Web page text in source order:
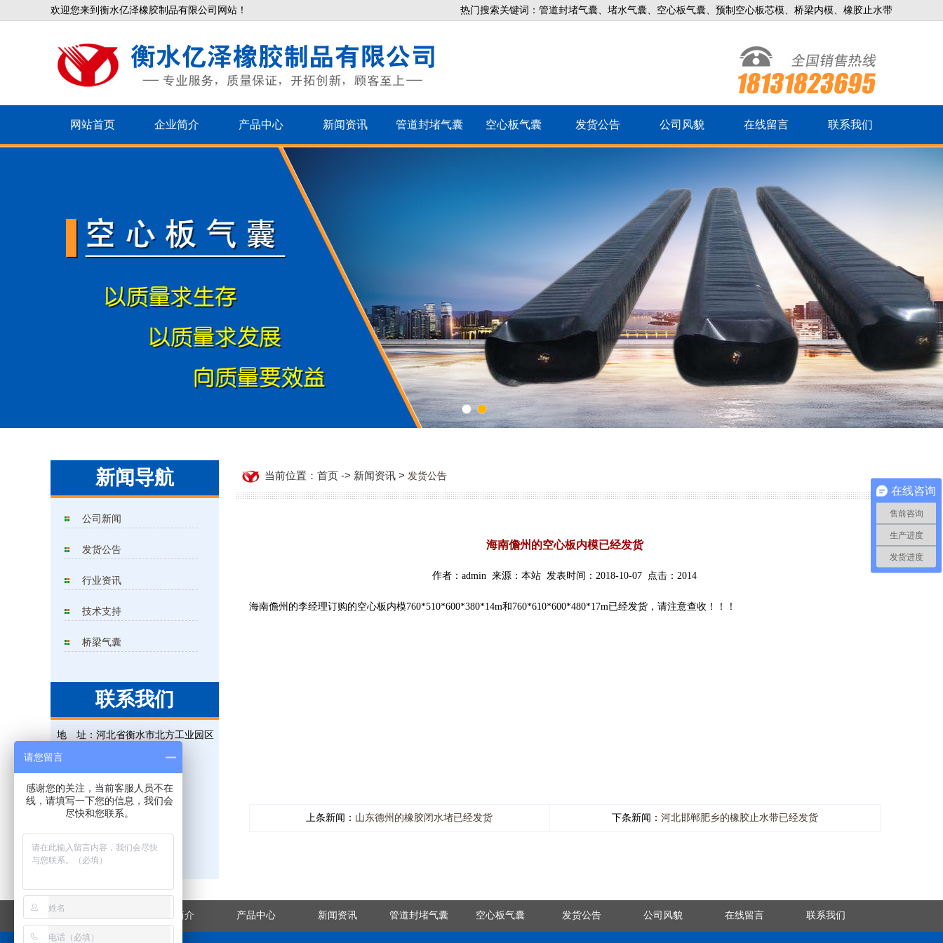
欢迎您来到衡水亿泽橡胶制品有限公司网站！ 热门搜索关键词：管道封堵气囊、堵水气囊、空心板气囊、预制空心板芯模、桥梁内模、橡胶止水带
网站首页 企业简介 产品中心 新闻资讯 管道封堵气囊 空心板气囊 发货公告 公司风貌 在线留言 联系我们
1
新闻导航
公司新闻
发货公告
行业资讯
技术支持
桥梁气囊
联系我们
地 址： 河北省衡水市北方工业园区
电 话：
手 机：18131823695
传 真：0318-5225315
网 址：www.hsxjgs.com
当前位置：首页 -> 新闻资讯 > 发货公告
海南儋州的空心板内模已经发货
作者：admin 来源：本站 发表时间：2018-10-07 点击：2014
海南儋州的李经理订购的空心板内模760*510*600*380*14m和760*610*600*480*17m已经发货，请注意查收！！！
上条新闻： 山东德州的橡胶闭水堵已经发货 下条新闻： 河北邯郸肥乡的橡胶止水带已经发货
企业简介 产品中心 新闻资讯 管道封堵气囊 空心板气囊 发货公告 公司风貌 在线留言 联系我们
在线咨询
售前咨询
生产进度
发货进度
请您留言
感谢您的关注，当前客服人员不在
线，请填写一下您的信息，我们会
尽快和您联系。